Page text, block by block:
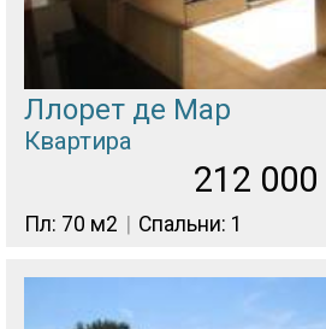
Ллорет де Мар
Квартира
212 000
Пл: 70 м2 Спальни: 1